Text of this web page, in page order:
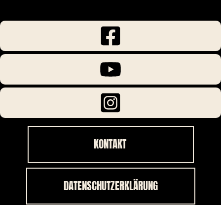
KONTAKT
DATENSCHUTZERKLÄRUNG